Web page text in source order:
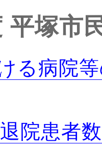
平塚市
る病院
院患者数